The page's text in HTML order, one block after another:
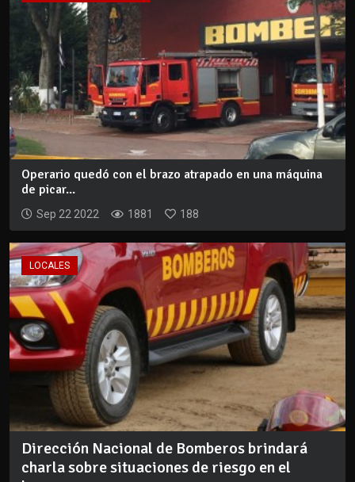
Operario quedó con el brazo atrapado en una máquina
de picar...
Sep 22 2022 1881 188
LOCALES
Dirección Nacional de Bomberos brindará
charla sobre situaciones de riesgo en el